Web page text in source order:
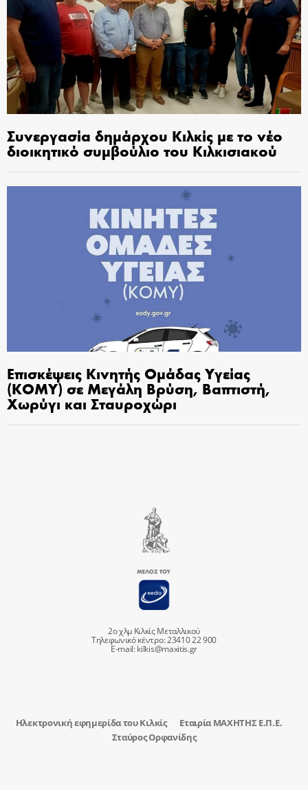
Συνεργασία δημάρχου Κιλκίς με το νέο
διοικητικό συμβούλιο του Κιλκισιακού
Επισκέψεις Κινητής Ομάδας Υγείας
(ΚΟΜΥ) σε Μεγάλη Βρύση, Βαπτιστή,
Χωρύγι και Σταυροχώρι
2ο χλμ Κιλκίς Μεταλλικού
Τηλεφωνικό κέντρο: 23410 22 900
E-mail:kilkis@maxitis.gr
Ηλεκτρονική εφημερίδα του Κιλκίς
Εταιρία ΜΑΧΗΤΗΣ Ε.Π.Ε.
Σταύρος Ορφανίδης